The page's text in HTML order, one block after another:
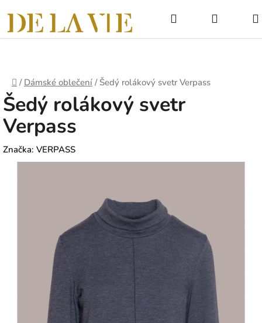
na
obsah
NÁKUPNÍ
KOŠÍK
Domů
/ Dámské oblečení / Šedý rolákový svetr Verpass
Šedý rolákový svetr
Verpass
Značka: VERPASS